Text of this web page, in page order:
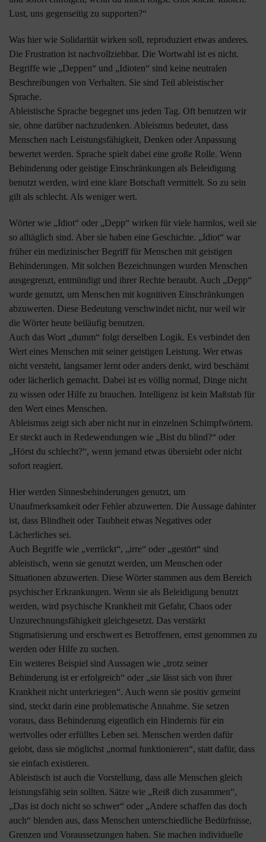
Lust, uns gegenseitig zu supporten?“
Was hier wie Solidarität wirken soll, reproduziert etwas anderes.
Die Frustration ist nachvollziehbar. Die Wortwahl ist es nicht.
Begriffe wie „Deppen“ und „Idioten“ sind keine neutralen
Beschreibungen von Verhalten. Sie sind Teil ableistischer
Sprache.
Ableistische Sprache begegnet uns jeden Tag. Oft benutzen wir
sie, ohne darüber nachzudenken. Ableismus bedeutet, dass
Menschen nach Leistungsfähigkeit, Denken oder Anpassung
bewertet werden. Sprache spielt dabei eine große Rolle. Wenn
Behinderung oder geistige Einschränkungen als Beleidigung
benutzt werden, wird eine klare Botschaft vermittelt. So zu sein
gilt als schlecht. Als weniger wert.
Wörter wie „Idiot“ oder „Depp“ wirken für viele harmlos, weil sie
so alltäglich sind. Aber sie haben eine Geschichte. „Idiot“ war
früher ein medizinischer Begriff für Menschen mit geistigen
Behinderungen. Mit solchen Bezeichnungen wurden Menschen
ausgegrenzt, entmündigt und ihrer Rechte beraubt. Auch „Depp“
wurde genutzt, um Menschen mit kognitiven Einschränkungen
abzuwerten. Diese Bedeutung verschwindet nicht, nur weil wir
die Wörter heute beiläufig benutzen.
Auch das Wort „dumm“ folgt derselben Logik. Es verbindet den
Wert eines Menschen mit seiner geistigen Leistung. Wer etwas
nicht versteht, langsamer lernt oder anders denkt, wird beschämt
oder lächerlich gemacht. Dabei ist es völlig normal, Dinge nicht
zu wissen oder Hilfe zu brauchen. Intelligenz ist kein Maßstab für
den Wert eines Menschen.
Ableismus zeigt sich aber nicht nur in einzelnen Schimpfwörtern.
Er steckt auch in Redewendungen wie „Bist du blind?“ oder
„Hörst du schlecht?“, wenn jemand etwas übersieht oder nicht
sofort reagiert.
Hier werden Sinnesbehinderungen genutzt, um
Unaufmerksamkeit oder Fehler abzuwerten. Die Aussage dahinter
ist, dass Blindheit oder Taubheit etwas Negatives oder
Lächerliches sei.
Auch Begriffe wie „verrückt“, „irre“ oder „gestört“ sind
ableistisch, wenn sie genutzt werden, um Menschen oder
Situationen abzuwerten. Diese Wörter stammen aus dem Bereich
psychischer Erkrankungen. Wenn sie als Beleidigung benutzt
werden, wird psychische Krankheit mit Gefahr, Chaos oder
Unzurechnungsfähigkeit gleichgesetzt. Das verstärkt
Stigmatisierung und erschwert es Betroffenen, ernst genommen zu
werden oder Hilfe zu suchen.
Ein weiteres Beispiel sind Aussagen wie „trotz seiner
Behinderung ist er erfolgreich“ oder „sie lässt sich von ihrer
Krankheit nicht unterkriegen“. Auch wenn sie positiv gemeint
sind, steckt darin eine problematische Annahme. Sie setzen
voraus, dass Behinderung eigentlich ein Hindernis für ein
wertvolles oder erfülltes Leben sei. Menschen werden dafür
gelobt, dass sie möglichst „normal funktionieren“, statt dafür, dass
sie einfach existieren.
Ableistisch ist auch die Vorstellung, dass alle Menschen gleich
leistungsfähig sein sollten. Sätze wie „Reiß dich zusammen“,
„Das ist doch nicht so schwer“ oder „Andere schaffen das doch
auch“ blenden aus, dass Menschen unterschiedliche Bedürfnisse,
Grenzen und Voraussetzungen haben. Sie machen individuelle